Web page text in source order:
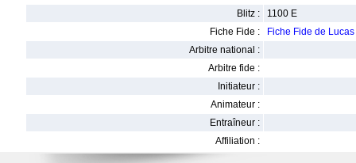
Blitz :
1100 E
Fiche Fide :
Fiche Fide de
Arbitre national :
Arbitre fide :
Initiateur :
Animateur :
Entraîneur :
Affiliation :